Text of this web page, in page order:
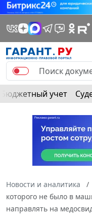
Бюджетный учет
Новости и аналитика
которого не было в
направлять на